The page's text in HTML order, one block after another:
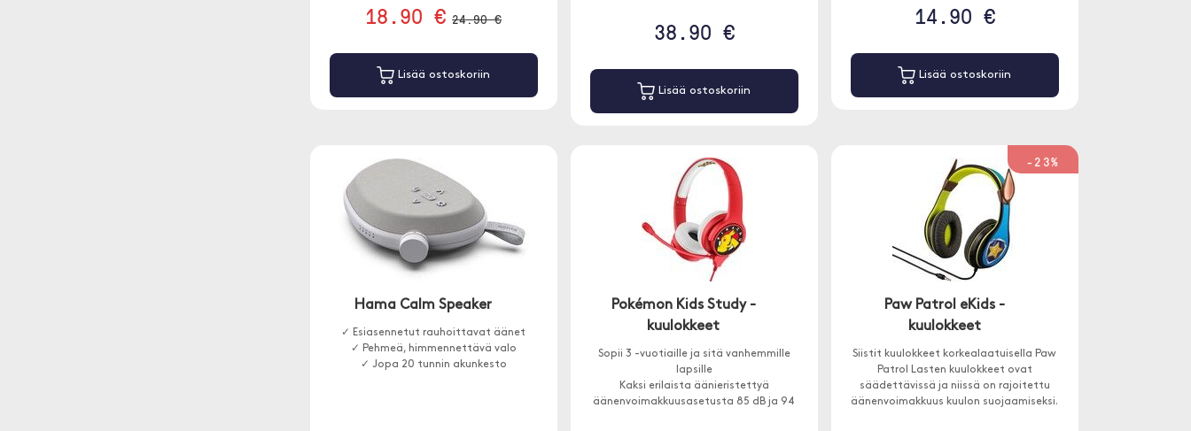
18.90 € 24.90 €
Lisää ostoskoriin
38.90 €
Lisää ostoskoriin
14.90 €
Lisää ostoskoriin
Hama Calm Speaker
✓ Esiasennetut rauhoittavat äänet
✓ Pehmeä, himmennettävä valo
✓ Jopa 20 tunnin akunkesto
Pokémon Kids Study -
kuulokkeet
Sopii 3 -vuotiaille ja sitä vanhemmille
lapsille
Kaksi erilaista äänieristettyä
äänenvoimakkuusasetusta 85 dB ja 94
-23%
Paw Patrol eKids -
kuulokkeet
Siistit kuulokkeet korkealaatuisella Paw
Patrol Lasten kuulokkeet ovat
säädettävissä ja niissä on rajoitettu
äänenvoimakkuus kuulon suojaamiseksi.